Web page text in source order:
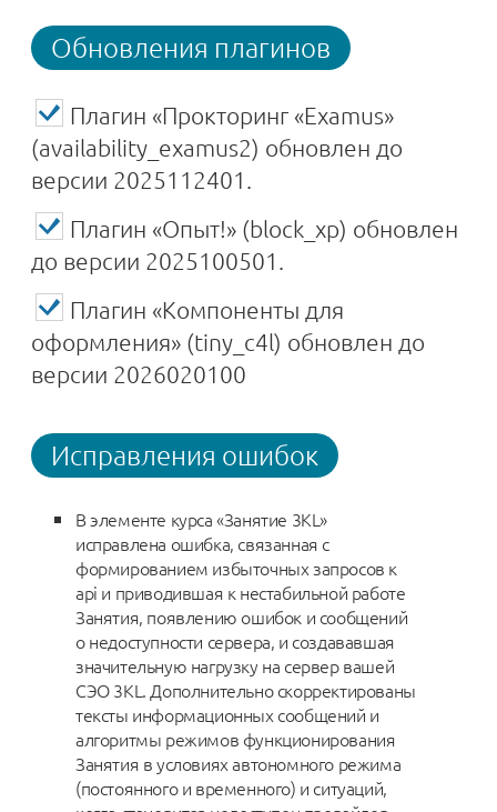
Обновления плагинов
Плагин «Прокторинг «Examus»
(availability_examus2) обновлен до
версии 2025112401.
Плагин «Опыт!» (block_xp) обновлен
до версии 2025100501.
Плагин «Компоненты для
оформления» (tiny_c4l) обновлен до
версии 2026020100
Исправления ошибок
В элементе курса «Занятие 3KL‎»
исправлена ошибка, связанная с
формированием избыточных запросов к
api и приводившая к нестабильной работе
Занятия, появлению ошибок и сообщений
о недоступности сервера, и создававшая
значительную нагрузку на сервер вашей
СЭО 3KL. Дополнительно скорректированы
тексты информационных сообщений и
алгоритмы режимов функционирования
Занятия в условиях автономного режима
(постоянного и временного) и ситуаций,